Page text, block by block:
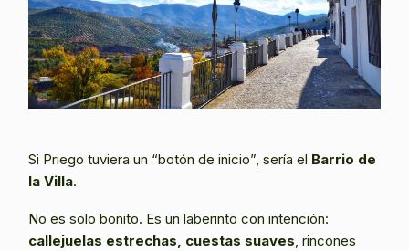
Si Priego tuviera un “botón de inicio”, sería el Barrio de
la Villa.
No es solo bonito. Es un laberinto con intención:
callejuelas estrechas, cuestas suaves, rincones